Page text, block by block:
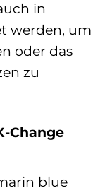
in
werden, um
oder das
zu
Change
blue